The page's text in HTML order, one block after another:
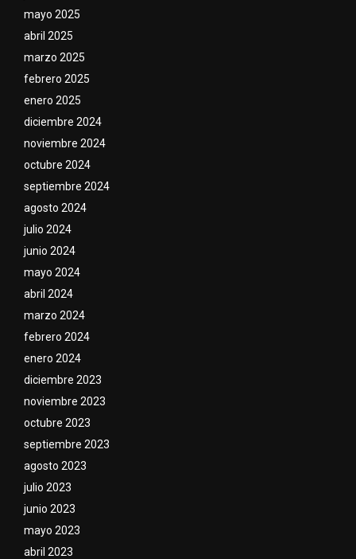
mayo 2025
abril 2025
marzo 2025
febrero 2025
enero 2025
diciembre 2024
noviembre 2024
octubre 2024
septiembre 2024
agosto 2024
julio 2024
junio 2024
mayo 2024
abril 2024
marzo 2024
febrero 2024
enero 2024
diciembre 2023
noviembre 2023
octubre 2023
septiembre 2023
agosto 2023
julio 2023
junio 2023
mayo 2023
abril 2023